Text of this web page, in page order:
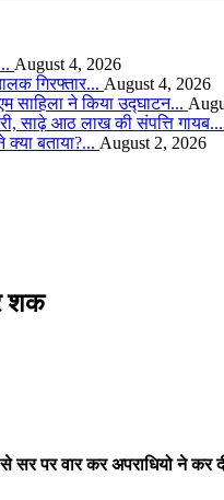
August 4, 2026
गिरफ्तार... August 4, 2026
साहिला ने किया उद्घाटन...
साढ़े आठ लाख की संपत्ति गायब...
बताया?... August 2, 2026
शक
से सर पर वार कर अपराधियो ने